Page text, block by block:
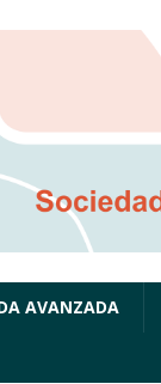
AVANZADA